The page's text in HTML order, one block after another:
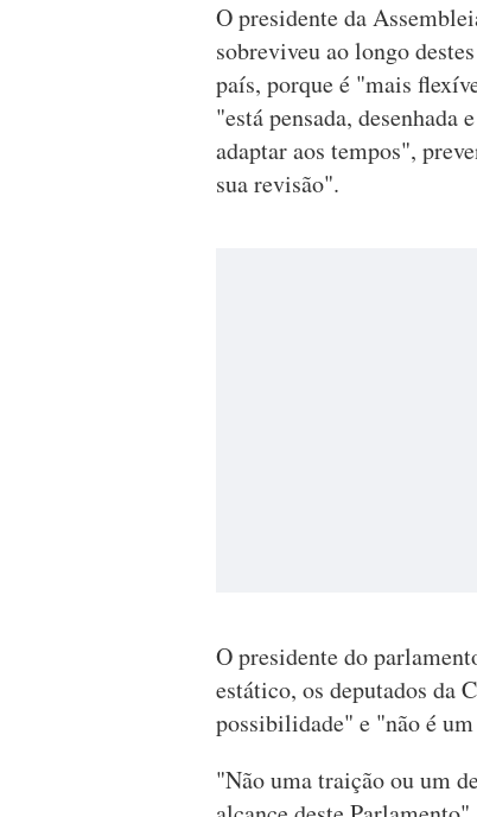
O presidente da
sobreviveu ao longo
país, porque é "mais
"está pensada, desenhada
adaptar aos tempos",
sua revisão".
O presidente do
estático, os deputados da
possibilidade" e "não é
"Não uma traição ou um